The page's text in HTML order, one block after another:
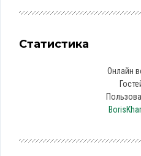
Статистика
Онлайн